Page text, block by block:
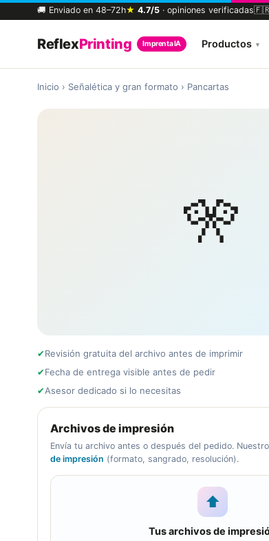
🚚 Enviado en 48–72h★ 4.7/5 · opiniones verificadas🇫🇷
ReflexPrinting Imprenta IA Productos ▾
Inicio › Señalética y gran formato › Pancartas
🎌
✔Revisión gratuita del archivo antes de imprimir
✔Fecha de entrega visible antes de pedir
✔Asesor dedicado si lo necesitas
Archivos de impresión
Envía tu archivo antes o después del pedido.
de impresión (formato, sangrado, resolución).
⬆
Tus archivos de